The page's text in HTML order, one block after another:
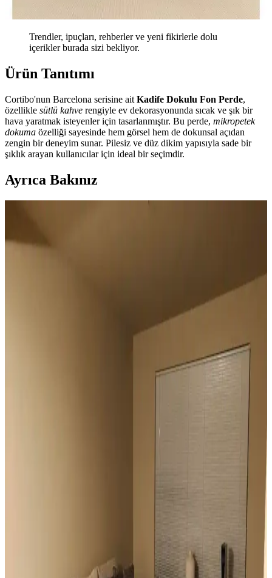
Trendler, ipuçları, rehberler ve yeni fikirlerle dolu
içerikler burada sizi bekliyor.
Ürün Tanıtımı
Cortibo'nun Barcelona serisine ait Kadife Dokulu Fon Perde,
özellikle sütlü kahve rengiyle ev dekorasyonunda sıcak ve şık bir
hava yaratmak isteyenler için tasarlanmıştır. Bu perde, mikropetek
dokuma özelliği sayesinde hem görsel hem de dokunsal açıdan
zengin bir deneyim sunar. Pilesiz ve düz dikim yapısıyla sade bir
şıklık arayan kullanıcılar için ideal bir seçimdir.
Ayrıca Bakınız
Geniş Pencereler İçin Fonksiyonel ve Estetik Perde
Geniş pencereler için hücresel stor, iki stor perde kullanımı, rulo stor
ve pencere filmleri gibi işlevsel ve estetik perde seçenekleri manzara
Vintage yatakların mekâna uyumu, boyut ve yerleşim planlaması ile
Mutfak Pencereleri İçin Estetik ve Fonksiyonel